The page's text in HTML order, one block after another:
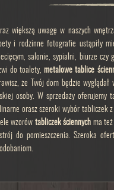
większą uwagę w naszych
i rodzinne fotografie ustąpiły
salonie, sypialni, biurze czy
do toalety, metalowe tablice
że Twój dom będzie wyglądał
osoby. W sprzedaży oferujemy
orasz szeroki wybór tabliczek
wzorów tabliczek ściennych ma
do pomieszczenia. Szeroka